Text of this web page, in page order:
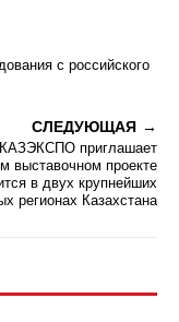
с российского
СЛЕДУЮЩАЯ
КАЗЭКСПО приглашает
выставочном проекте
в двух крупнейших
регионах Казахстана